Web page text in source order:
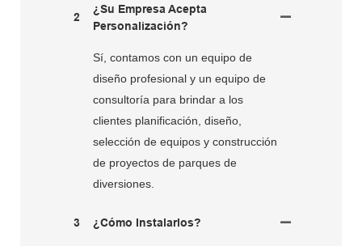
2
¿Su Empresa Acepta
Personalización?
Sí, contamos con un equipo de
diseño profesional y un equipo de
consultoría para brindar a los
clientes planificación, diseño,
selección de equipos y construcción
de proyectos de parques de
diversiones.
3 ¿Cómo Instalarlos?